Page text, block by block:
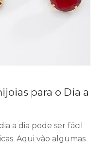
para o Dia a
a dia pode ser fácil
Aqui vão algumas